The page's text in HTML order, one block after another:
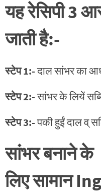
यह रेसिपी 3
जाती है:-
स्टेप 1:-दाल सांभर का
स्टेप 2:-सांभर के लियें
स्टेप 3:-पकी हुईं दाल व्
सांभर बनाने के
लिए सामान